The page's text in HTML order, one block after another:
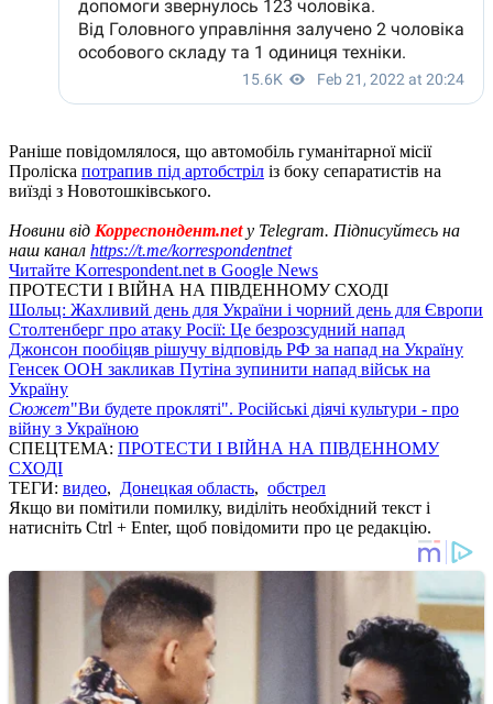
Раніше повідомлялося, що автомобіль гуманітарної місії
Проліска потрапив під артобстріл із боку сепаратистів на
виїзді з Новотошківського.
Новини від Корреспондент.netу Telegram. Підписуйтесь на
наш канал https://t.me/korrespondentnet
Читайте Korrespondent.net в Google News
ПРОТЕСТИ І ВІЙНА НА ПІВДЕННОМУ СХОДІ
Шольц: Жахливий день для України і чорний день для Європи
Столтенберг про атаку Росії: Це безрозсудний напад
Джонсон пообіцяв рішучу відповідь РФ за напад на Україну
Генсек ООН закликав Путіна зупинити напад військ на
Україну
Сюжет"Ви будете прокляті". Російські діячі культури - про
війну з Україною
СПЕЦТЕМА: ПРОТЕСТИ І ВІЙНА НА ПІВДЕННОМУ
СХОДІ
ТЕГИ: видео, Донецкая область, обстрел
Якщо ви помітили помилку, виділіть необхідний текст і
натисніть Ctrl + Enter, щоб повідомити про це редакцію.